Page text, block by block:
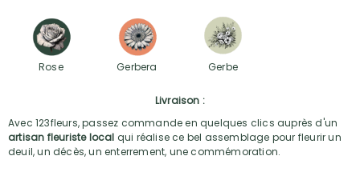
Rose Gerbera Gerbe
Livraison :
Avec 123fleurs, passez commande en quelques clics auprès d'un
artisan fleuriste local qui réalise ce bel assemblage pour fleurir un
deuil, un décès, un enterrement, une commémoration.